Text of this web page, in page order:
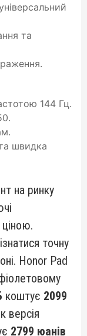
та
144 Гц.
швидка
на ринку
точну
Honor Pad
коштує 2099
версія
2799 юанів